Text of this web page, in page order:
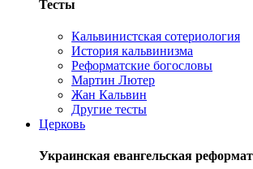
Тесты
Кальвинистская сотериология
История кальвинизма
Реформатские богословы
Мартин Лютер
Жан Кальвин
Другие тесты
Церковь
Украинская евангельская